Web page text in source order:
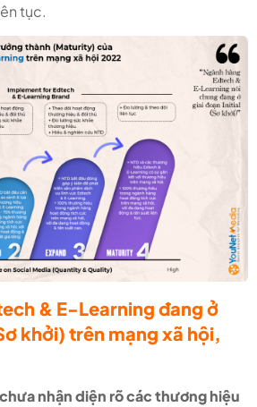
tục.
& E-Learning đang ở
khởi) trên mạng xã hội,
nhận diện rõ các thương hiệu